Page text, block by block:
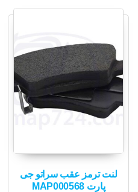
لنت ترمز عقب سراتو جی
پارت MAP000568